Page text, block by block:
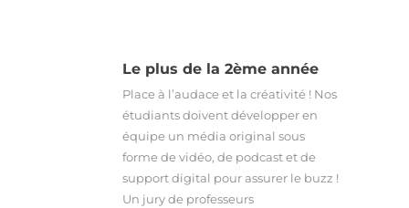
Le plus de la 2ème année
Place à l’audace et la créativité ! Nos
étudiants doivent développer en
équipe un média original sous
forme de vidéo, de podcast et de
support digital pour assurer le buzz !
Un jury de professeurs